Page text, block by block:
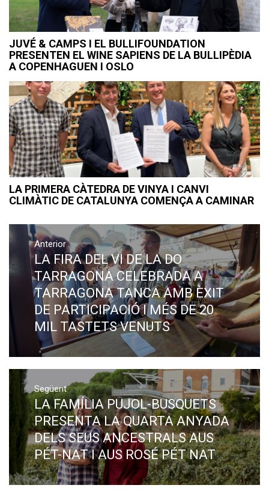
JUVÉ & CAMPS I EL BULLIFOUNDATION
PRESENTEN EL WINE SAPIENS DE LA BULLIPÈDIA
A COPENHAGUEN I OSLO
LA PRIMERA CÀTEDRA DE VINYA I CANVI
CLIMÀTIC DE CATALUNYA COMENÇA A CAMINAR
Navegació
d'entrades
Anterior
Previous
post:
LA FIRA DEL VI DE LA DO
TARRAGONA CELEBRADA A
TARRAGONA TANCA AMB ÈXIT
DE PARTICIPACIÓ I MÉS DE 20
MIL TASTETS VENUTS
Següent
Next
post:
LA FAMÍLIA PUJOL-BUSQUETS
PRESENTA LA QUARTA ANYADA
DELS SEUS ANCESTRALS AUS
PÉT-NAT I AUS ROSÉ PÉT NAT